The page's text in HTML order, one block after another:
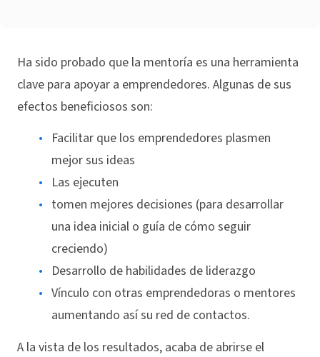
Ha sido probado que la mentoría es una herramienta
clave para apoyar a emprendedores. Algunas de sus
efectos beneficiosos son:
Facilitar que los emprendedores plasmen
mejor sus ideas
Las ejecuten
tomen mejores decisiones (para desarrollar
una idea inicial o guía de cómo seguir
creciendo)
Desarrollo de habilidades de liderazgo
Vínculo con otras emprendedoras o mentores
aumentando así su red de contactos.
A la vista de los resultados, acaba de abrirse el